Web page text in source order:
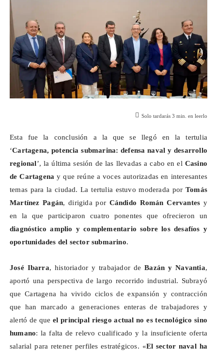
Solo tardarás 3 min. en leerlo
Esta fue la conclusión a la que se llegó en la tertulia
‘Cartagena, potencia submarina: defensa naval y desarrollo
regional’, la última sesión de las llevadas a cabo en el Casino
de Cartagena y que reúne a voces autorizadas en interesantes
temas para la ciudad. La tertulia estuvo moderada por Tomás
Martínez Pagán, dirigida por Cándido Román Cervantes y
en la que participaron cuatro ponentes que ofrecieron un
diagnóstico amplio y complementario sobre los desafíos y
oportunidades del sector submarino.
José Ibarra, historiador y trabajador deBazán yNavantia,
aportó una perspectiva de largo recorrido industrial. Subrayó
que Cartagena ha vivido ciclos de expansión y contracción
que han marcado a generaciones enteras de trabajadores y
alertó de queel principal riesgo actual no es tecnológico sino
humano: la falta de relevo cualificado y la insuficiente oferta
salarial para retener perfiles estratégicos. «El sector naval ha